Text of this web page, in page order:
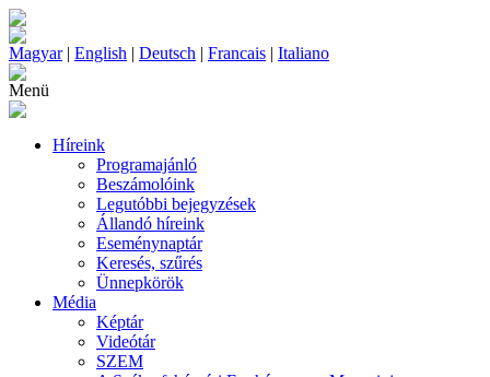
Magyar| English | Deutsch | Francais | Italiano
Menü
Híreink
Programajánló
Beszámolóink
Legutóbbi bejegyzések
Állandó híreink
Eseménynaptár
Keresés, szűrés
Ünnepkörök
Média
Képtár
Videótár
SZEM